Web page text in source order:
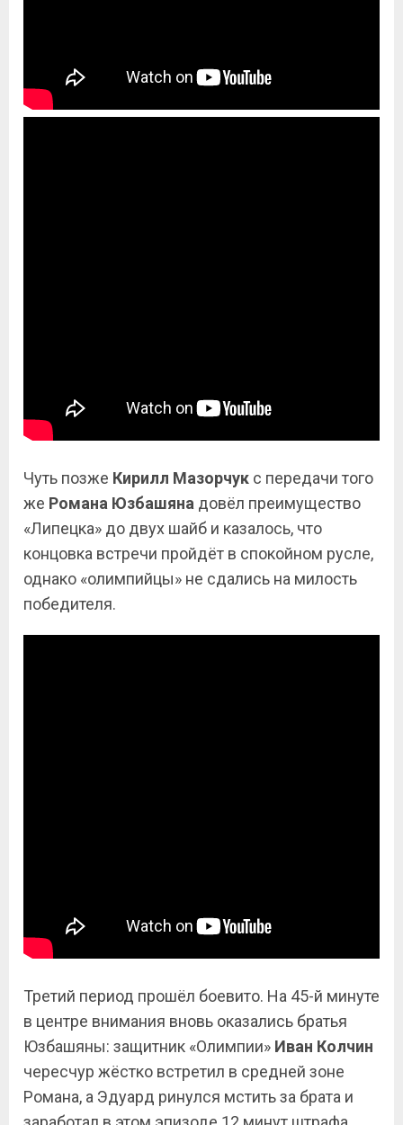
Чуть позже Кирилл Мазорчук с передачи того
же Романа Юзбашяна довёл преимущество
«Липецка» до двух шайб и казалось, что
концовка встречи пройдёт в спокойном русле,
однако «олимпийцы» не сдались на милость
победителя.
Третий период прошёл боевито. На 45-й минуте
в центре внимания вновь оказались братья
Юзбашяны: защитник «Олимпии» Иван Колчин
чересчур жёстко встретил в средней зоне
Романа, а Эдуард ринулся мстить за брата и